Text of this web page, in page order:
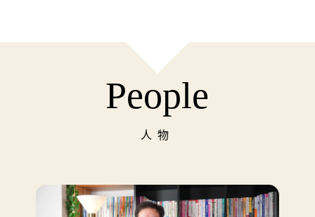
People
人物